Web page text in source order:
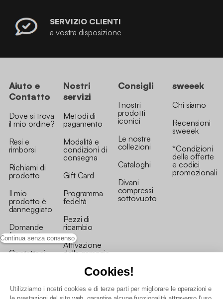
Continua senza consenso
Cookies!
Utilizziamo i nostri cookies e di terze parti per migliorare le operazioni e
SERVIZIO CLIENTI
a vostra disposizione
Aiuto e
Contatto
Dove si trova
il mio ordine?
Resi e
rimborsi
Richiami di
prodotto
Il mio
prodotto è
danneggiato
Domande
frequenti
Contattaci
Nostri
servizi
Metodi di
pagamento
Modalità e
condizioni di
consegna
Gift Card
Programma
fedeltà
Pezzi di
ricambio
Attivazione
della garanzia
Consigli
I nostri
prodotti
iconici
Le nostre
collezioni
Cataloghi
Divani
compressi
sottovuoto
sweeek
Chi siamo
Recensioni
sweeek
*Condizioni
delle offerte
e codici
promozionali